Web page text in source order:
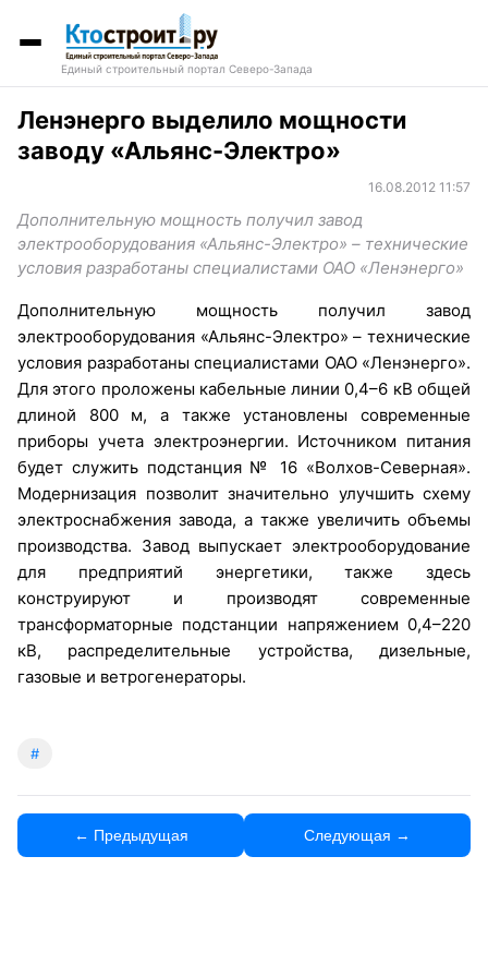
Единый строительный портал Северо-Запада
Ленэнерго выделило мощности
заводу «Альянс-Электро»
16.08.2012 11:57
Дополнительную мощность получил завод
электрооборудования «Альянс-Электро» – технические
условия разработаны специалистами ОАО «Ленэнерго»
Дополнительную мощность получил завод
электрооборудования «Альянс-Электро» – технические
условия разработаны специалистами ОАО «Ленэнерго».
Для этого проложены кабельные линии 0,4–6 кВ общей
длиной 800 м, а также установлены современные
приборы учета электроэнергии. Источником питания
будет служить подстанция № 16 «Волхов-Северная».
Модернизация позволит значительно улучшить схему
электроснабжения завода, а также увеличить объемы
производства. Завод выпускает электрооборудование
для предприятий энергетики, также здесь
конструируют и производят современные
трансформаторные подстанции напряжением 0,4–220
кВ, распределительные устройства, дизельные,
газовые и ветрогенераторы.
#
← Предыдущая Следующая →